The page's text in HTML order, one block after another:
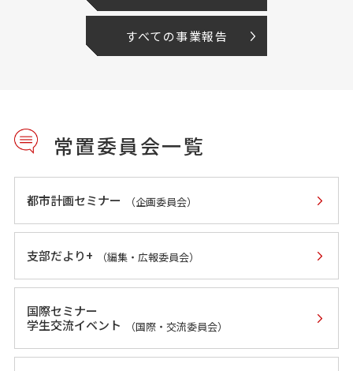
すべての事業報告
常置委員会一覧
都市計画セミナー （企画委員会）
支部だより+ （編集・広報委員会）
国際セミナー
学生交流イベント
（国際・交流委員会）